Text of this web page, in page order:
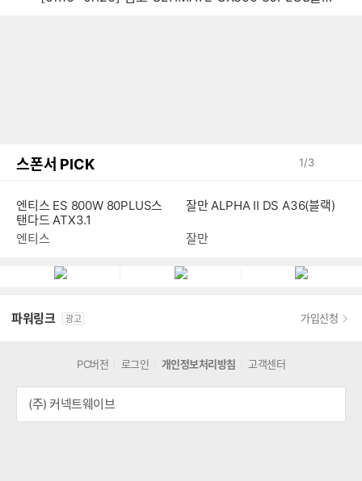
스폰서 PICK 1/3
엔티스 ES 800W 80PLUS스
탠다드 ATX3.1
엔티스
잘만 ALPHA II DS A36(블랙)
잘만
파워링크 광고 가입신청
PC버전 로그인 개인정보처리방침 고객센터
(주) 커넥트웨이브